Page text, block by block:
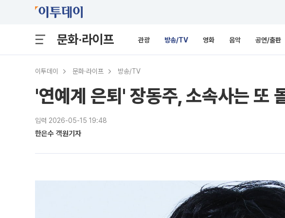
문화·라이프 관광 방송/TV 영화 음악 공연/출판
이투데이 문화·라이프 방송/TV
'연예계 은퇴' 장동주, 소속사는 또
입력 2026-05-15 19:48
한은수 객원기자